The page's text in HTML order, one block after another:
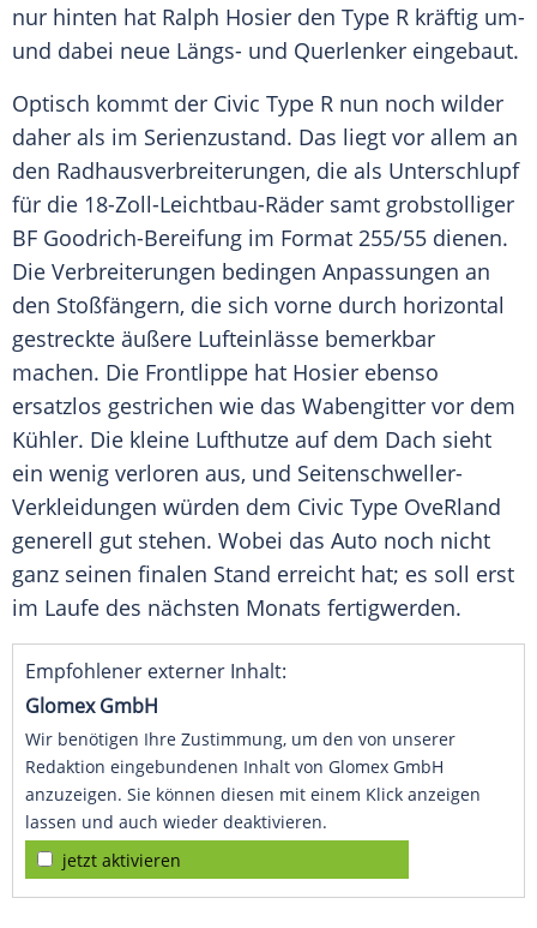
nur hinten hat Ralph Hosier den Type R kräftig um-
und dabei neue Längs- und Querlenker eingebaut.
Optisch kommt der Civic Type R nun noch wilder
daher als im Serienzustand. Das liegt vor allem an
den Radhausverbreiterungen, die als Unterschlupf
für die 18-Zoll-Leichtbau-Räder samt grobstolliger
BF Goodrich-Bereifung im Format 255/55 dienen.
Die Verbreiterungen bedingen Anpassungen an
den Stoßfängern, die sich vorne durch horizontal
gestreckte äußere Lufteinlässe bemerkbar
machen. Die Frontlippe hat Hosier ebenso
ersatzlos gestrichen wie das Wabengitter vor dem
Kühler. Die kleine Lufthutze auf dem Dach sieht
ein wenig verloren aus, und Seitenschweller-
Verkleidungen würden dem Civic Type OveRland
generell gut stehen. Wobei das Auto noch nicht
ganz seinen finalen Stand erreicht hat; es soll erst
im Laufe des nächsten Monats fertigwerden.
Empfohlener externer Inhalt:
Glomex GmbH
Wir benötigen Ihre Zustimmung, um den von unserer
Redaktion eingebundenen Inhalt von Glomex GmbH
anzuzeigen. Sie können diesen mit einem Klick anzeigen
lassen und auch wieder deaktivieren.
jetzt aktivieren